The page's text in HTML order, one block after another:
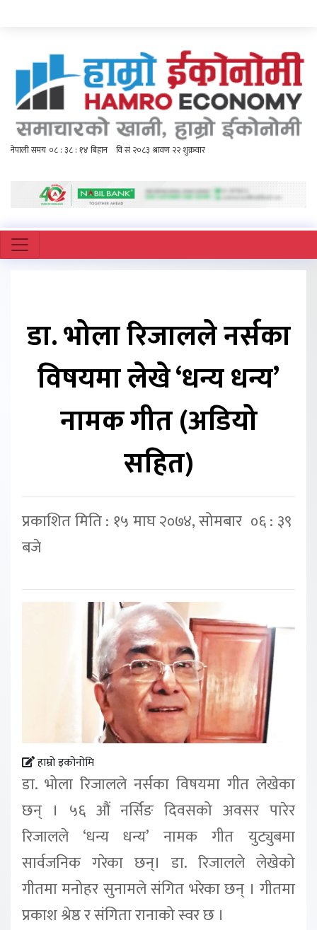
डा. भोला रिजालले नर्सका
विषयमा लेखे ‘धन्य धन्य’
नामक गीत (अडियो
सहित)
प्रकाशित मिति : १५ माघ २०७४, सोमबार ०६ : ३९
बजे
हाम्रो इकोनोमि
डा. भोला रिजालले नर्सका विषयमा गीत लेखेका
छन् । ५६ औं नर्सिङ दिवसको अवसर पारेर
रिजालले ‘धन्य धन्य’ नामक गीत युट्युबमा
सार्वजनिक गरेका छन्। डा. रिजालले लेखेको
गीतमा मनोहर सुनामले संगित भरेका छन् । गीतमा
प्रकाश श्रेष्ठ र संगिता रानाको स्वर छ ।